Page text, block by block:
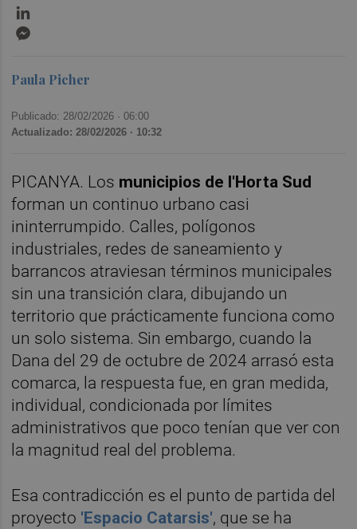
Paula Picher
Publicado: 28/02/2026 ·06:00
Actualizado: 28/02/2026 · 10:32
PICANYA. Los municipios de l'Horta Sud
forman un continuo urbano casi
ininterrumpido. Calles, polígonos
industriales, redes de saneamiento y
barrancos atraviesan términos municipales
sin una transición clara, dibujando un
territorio que prácticamente funciona como
un solo sistema. Sin embargo, cuando la
Dana del 29 de octubre de 2024 arrasó esta
comarca, la respuesta fue, en gran medida,
individual, condicionada por límites
administrativos que poco tenían que ver con
la magnitud real del problema.
Esa contradicción es el punto de partida del
proyecto 'Espacio Catarsis', que se ha